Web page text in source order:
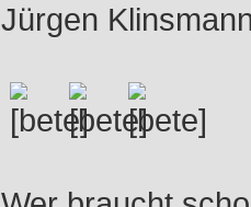
Jürgen